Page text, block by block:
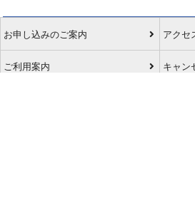
お申し込みのご案内 アクセ
ご利用案内 キャン